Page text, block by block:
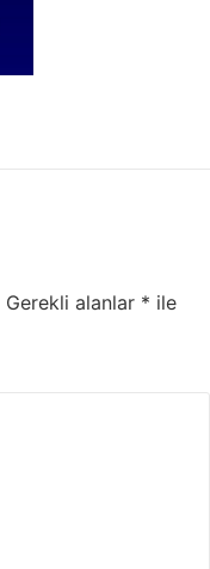
Gerekli alanlar * ile